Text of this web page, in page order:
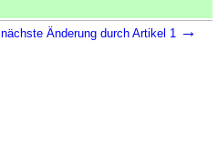
nächste Änderung durch Artikel 1 →